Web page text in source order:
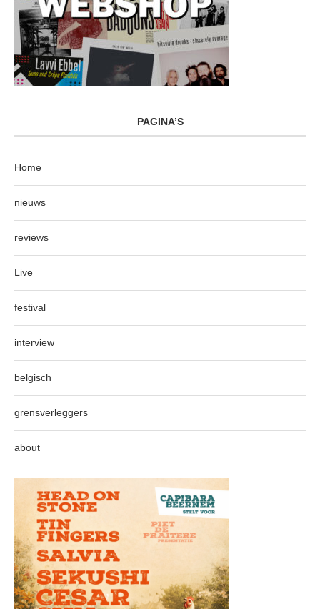
PAGINA’S
Home
nieuws
reviews
Live
festival
interview
belgisch
grensverleggers
about